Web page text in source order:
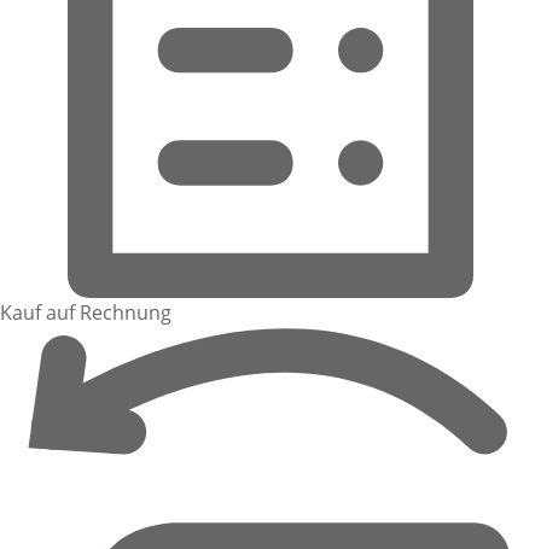
Kauf auf Rechnung